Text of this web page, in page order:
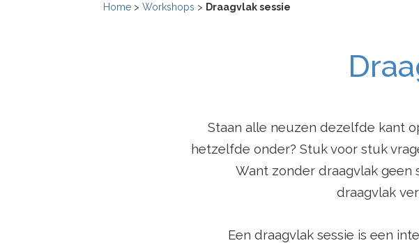
Home > Workshops > Draagvlak sessie
Staan alle neuzen dezelfde kant
hetzelfde onder? Stuk voor stuk
Want zonder draagvlak geen
draagvlak
Een draagvlak sessie is een